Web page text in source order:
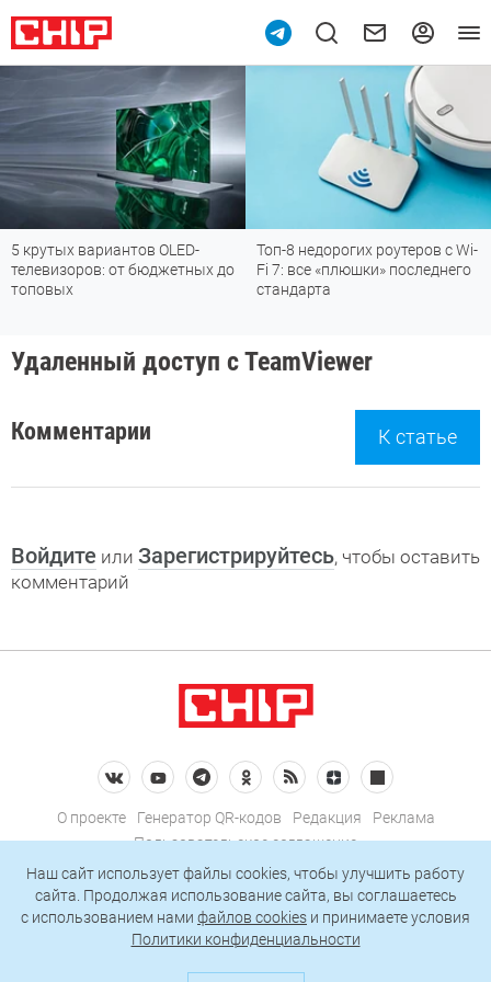
5 крутых вариантов OLED-
телевизоров: от бюджетных до
топовых
Топ-8 недорогих роутеров с Wi-
Fi 7: все «плюшки» последнего
стандарта
Удаленный доступ c TeamViewer
Комментарии К статье
Войдите или Зарегистрируйтесь, чтобы оставить
комментарий
О проекте Генератор QR-кодов Редакция
Реклама
Пользовательское соглашение
Политика конфиденциальности
Подписаться на рассылку
Наш сайт использует файлы cookies, чтобы улучшить работу
сайта. Продолжая использование сайта, вы соглашаетесь
c использованием нами файлов cookies и принимаете условия
Политики конфиденциальности